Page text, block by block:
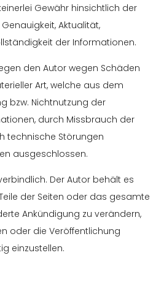
Gewähr hinsichtlich der
Aktualität,
der Informationen.
den Autor wegen Schäden
Art, welche aus dem
bzw. Nichtnutzung der
durch Missbrauch der
technische Störungen
ausgeschlossen.
Der Autor behält es
der Seiten oder das gesamte
Ankündigung zu verändern,
oder die Veröffentlichung
einzustellen.